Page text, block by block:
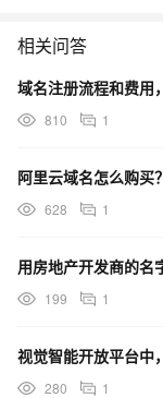
相关问答
域名注册流程和费用
810 1
阿里云域名怎么购买
628 1
用房地产开发商的名
199 1
280 1